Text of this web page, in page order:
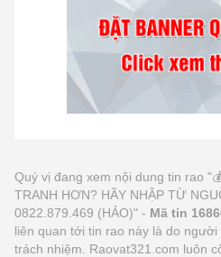
Quý vị đang xem nội dung tin rao
TRANH HƠN? HÃY NHẬP TỪ
0822.879.469 (HẢO)" - Mã tin
liên quan tới tin rao này là do
trách nhiệm. Raovat321.com luôn